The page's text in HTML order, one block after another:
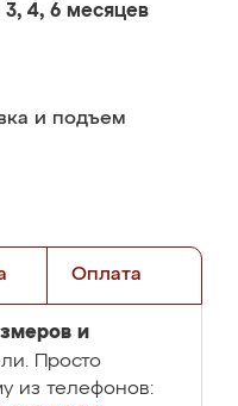
3, 4, 6 месяцев
и подъем
Оплата
и
Просто
из телефонов: